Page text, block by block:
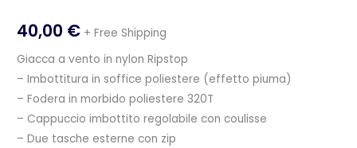
40,00 € + Free Shipping
Giacca a vento in nylon Ripstop
– Imbottitura in soffice poliestere (effetto piuma)
– Fodera in morbido poliestere 320T
– Cappuccio imbottito regolabile con coulisse
– Due tasche esterne con zip